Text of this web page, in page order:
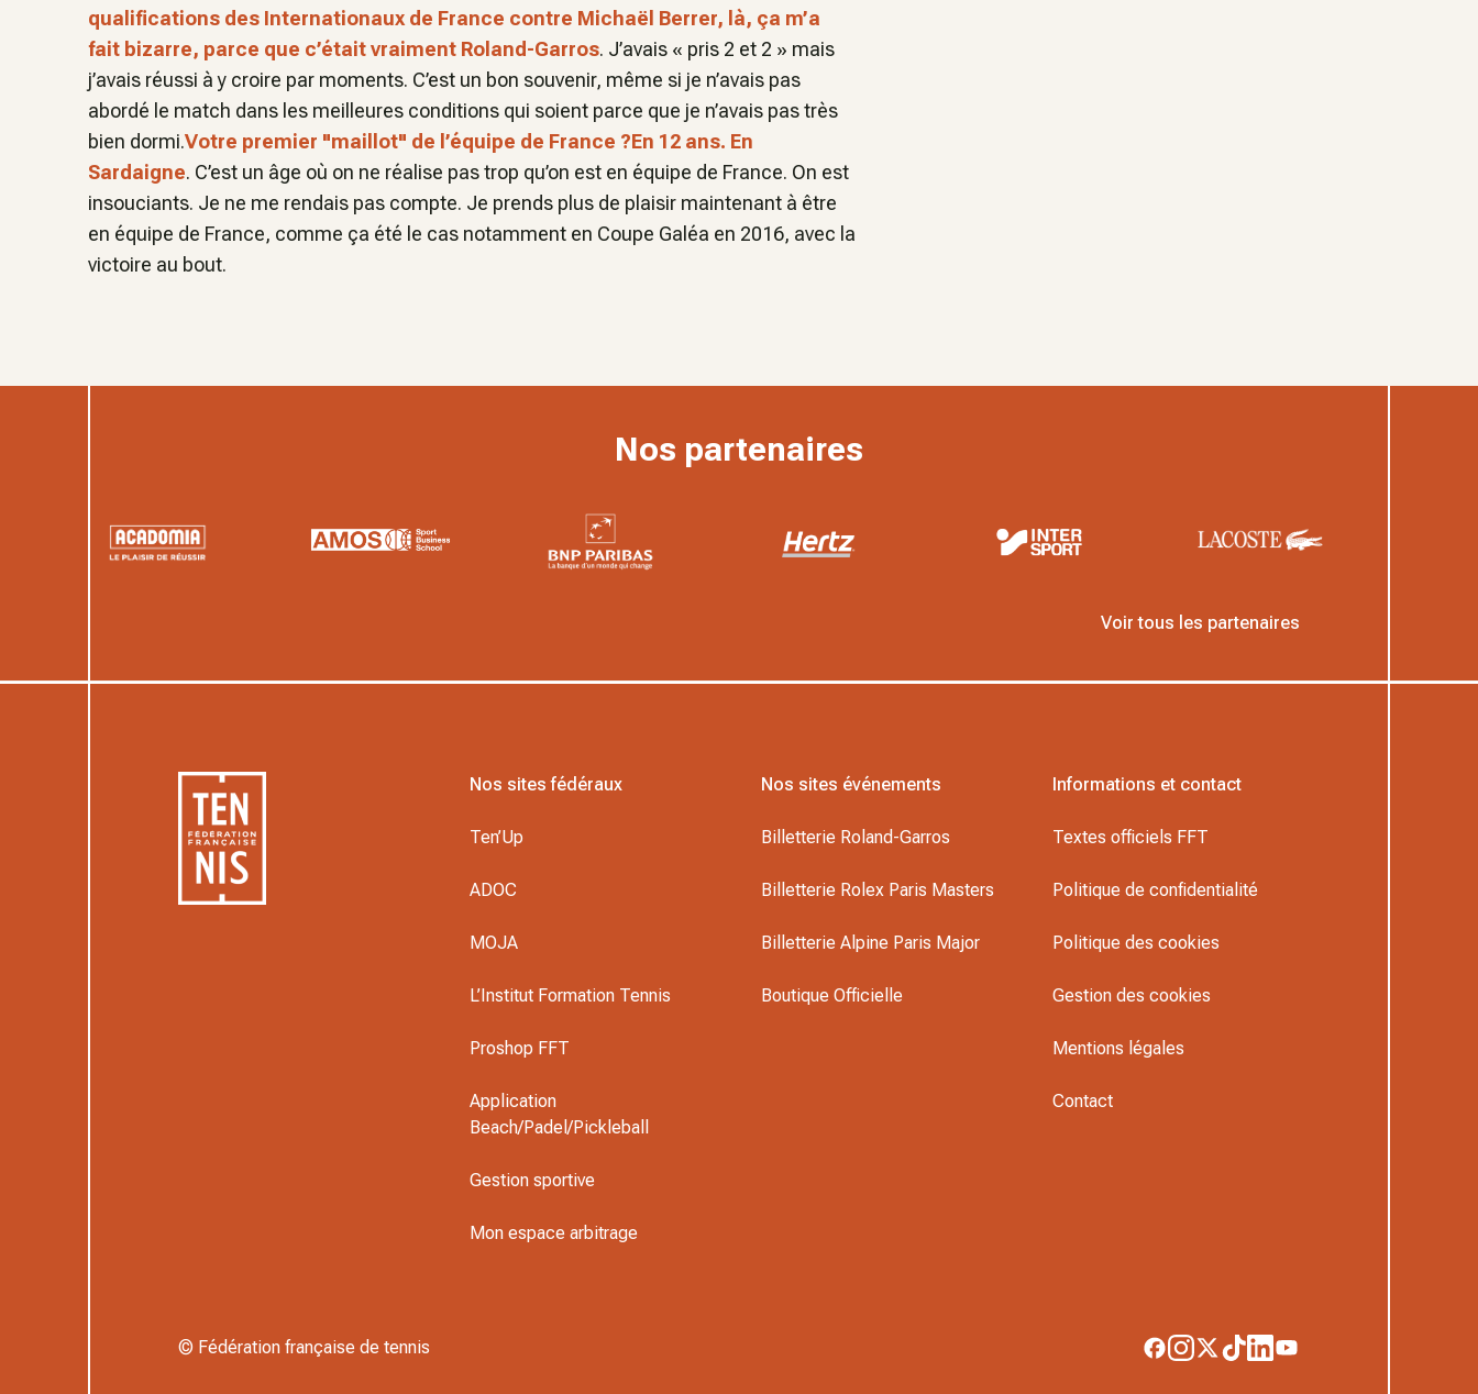
qualifications des Internationaux de France contre Michaël Berrer, là, ça m’a
fait bizarre, parce que c’était vraiment Roland-Garros. J’avais « pris 2 et 2 » mais
j’avais réussi à y croire par moments. C’est un bon souvenir, même si je n’avais pas
abordé le match dans les meilleures conditions qui soient parce que je n’avais pas très
bien dormi.Votre premier "maillot" de l’équipe de France ?En 12 ans. En
Sardaigne. C’est un âge où on ne réalise pas trop qu’on est en équipe de France. On est
insouciants. Je ne me rendais pas compte. Je prends plus de plaisir maintenant à être
en équipe de France, comme ça été le cas notamment en Coupe Galéa en 2016, avec la
victoire au bout.
Nos partenaires
Voir tous les partenaires
Nos sites fédéraux
Ten’Up
ADOC
MOJA
L’Institut Formation Tennis
Proshop FFT
Application
Beach/Padel/Pickleball
Gestion sportive
Mon espace arbitrage
Nos sites événements
Billetterie Roland-Garros
Billetterie Rolex Paris Masters
Billetterie Alpine Paris Major
Boutique Officielle
Informations et contact
Textes officiels FFT
Politique de confidentialité
Politique des cookies
Gestion des cookies
Mentions légales
Contact
© Fédération française de tennis